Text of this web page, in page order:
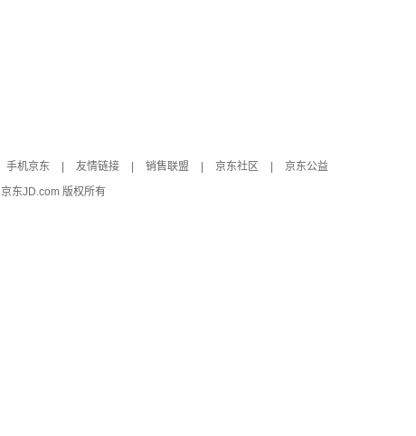
手机京东 友情链接 销售联盟 京东社区
京东公益
京东JD.com 版权所有